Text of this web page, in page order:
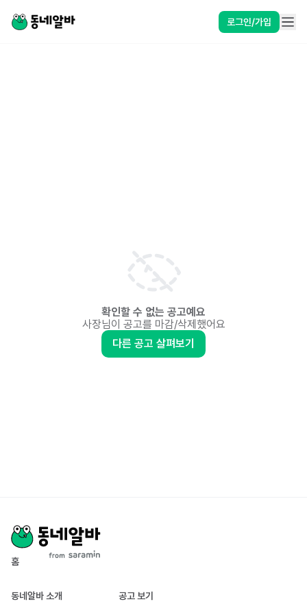
로그인/가입
확인할 수 없는 공고예요
사장님이 공고를 마감/삭제했어요
다른 공고 살펴보기
홈
동네알바 소개 공고 보기